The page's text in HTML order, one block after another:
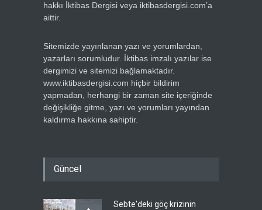
hakkı İktibas Dergisi veya iktibasdergisi.com’a
aittir.
Sitemizde yayınlanan yazı ve yorumlardan,
yazarları sorumludur. İktibas imzalı yazılar ise
dergimizi ve sitemizi bağlamaktadır.
www.iktibasdergisi.com hiçbir bildirim
yapmadan, herhangi bir zaman site içeriğinde
değişikliğe gitme, yazı ve yorumları yayından
kaldırma hakkına sahiptir.
Güncel
Sebte'deki göç krizinin